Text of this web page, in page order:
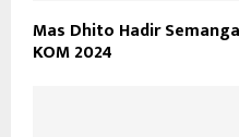
Mas Dhito Hadir
KOM 2024